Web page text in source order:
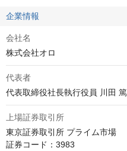
企業情報
会社名
株式会社オロ
代表者
代表取締役社長執行役員 川田 篤
上場証券取引所
東京証券取引所 プライム市場
証券コード：3983